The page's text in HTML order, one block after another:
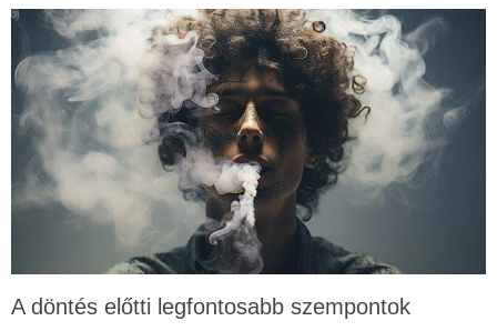
A döntés előtti legfontosabb szempontok